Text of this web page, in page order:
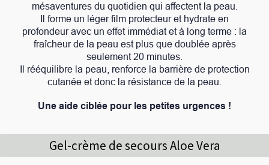
mésaventures du quotidien qui affectent la peau.
Il forme un léger film protecteur et hydrate en
profondeur avec un effet immédiat et à long terme : la
fraîcheur de la peau est plus que doublée après
seulement 20 minutes.
Il rééquilibre la peau, renforce la barrière de protection
cutanée et donc la résistance de la peau.
Une aide ciblée pour les petites urgences !
Gel-crème de secours Aloe Vera